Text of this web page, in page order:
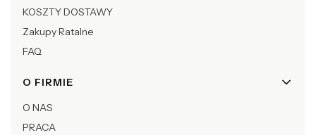
KOSZTY DOSTAWY
Zakupy Ratalne
FAQ
O FIRMIE
O NAS
PRACA